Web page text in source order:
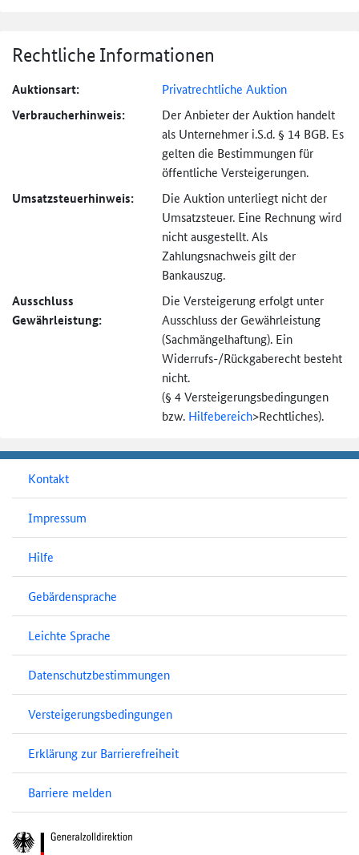
Rechtliche Informationen
Auktionsart: Privatrechtliche Auktion
Verbraucher­hinweis:
Der Anbieter der Auktion handelt
als Unternehmer i.S.d. § 14 BGB. Es
gelten die Bestimmungen für
öffentliche Versteigerungen.
Umsatzsteuer­hinweis:
Die Auktion unterliegt nicht der
Umsatzsteuer. Eine Rechnung wird
nicht ausgestellt. Als
Zahlungsnachweis gilt der
Bankauszug.
Ausschluss
Gewährleistung:
Die Versteigerung erfolgt unter
Ausschluss der Gewährleistung
(Sachmängel­haftung). Ein
Widerrufs-/Rückgaberecht besteht
nicht.
(§ 4 Versteigerungs­bedingungen
bzw. Hilfebereich>Rechtliches).
Kontakt
Impressum
Hilfe
Gebärdensprache
Leichte Sprache
Datenschutzbestimmungen
Versteigerungsbedingungen
Erklärung zur Barrierefreiheit
Barriere melden